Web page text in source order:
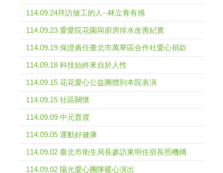
114.09.24拜訪做工的人--林立青有感
114.09.23 愛愛院花園與廚房排水改善紀實
114.09.19 保證責任臺北市萬華區合作社愛心捐款
114.09.18 科技始終來自於人性
114.09.15 花花愛心公益團體到本院表演
114.09.15 社區關懷
114.09.09 中元普渡
114.09.05 運動好健康
114.09.02 臺北市衛生局長參訪東明住宿長照機構
114.09.02 陽光愛心團隊暖心演出